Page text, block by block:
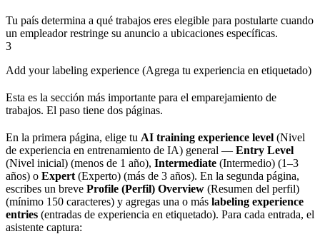
Tu país determina a qué trabajos eres elegible para postularte cuando
un empleador restringe su anuncio a ubicaciones específicas.
3
Add your labeling experience (Agrega tu experiencia en etiquetado)
Esta es la sección más importante para el emparejamiento de
trabajos. El paso tiene dos páginas.
En la primera página, elige tu AI training experience level (Nivel
de experiencia en entrenamiento de IA) general — Entry Level
(Nivel inicial) (menos de 1 año), Intermediate (Intermedio) (1–3
años) o Expert (Experto) (más de 3 años). En la segunda página,
escribes un breve Profile (Perfil) Overview (Resumen del perfil)
(mínimo 150 caracteres) y agregas una o más labeling experience
entries (entradas de experiencia en etiquetado). Para cada entrada, el
asistente captura: